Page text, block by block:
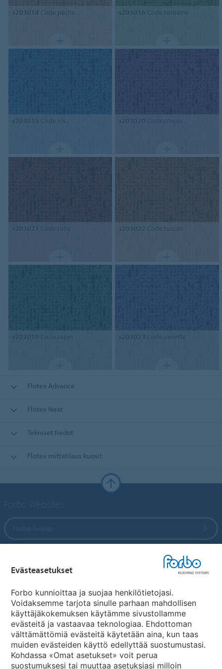
s203014 Code pêche s203016 Code romaine
s203015 Code iris s203020 Code crocus
s203021 Code ruby s203022 Code tuscan
s203019 Code sapin s203023 Code violette
Flotex Advance
Flotex Next
Tekniset tiedot
Flotex mittatilaus kuosit
Maakohtaiset sivut
Valitse maa
Evästeasetukset
Forbo kunnioittaa ja suojaa henkilötietojasi.
Voidaksemme tarjota sinulle parhaan mahdollisen
käyttäjäkokemuksen käytämme sivustollamme
evästeitä ja vastaavaa teknologiaa. Ehdottoman
välttämättömiä evästeitä käytetään aina, kun taas
muiden evästeiden käyttö edellyttää suostumustasi.
Kohdassa «Omat asetukset» voit perua
suostumuksesi tai muuttaa asetuksiasi milloin